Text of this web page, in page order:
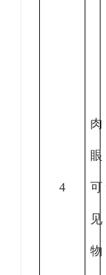
4
肉
眼
可
见
物